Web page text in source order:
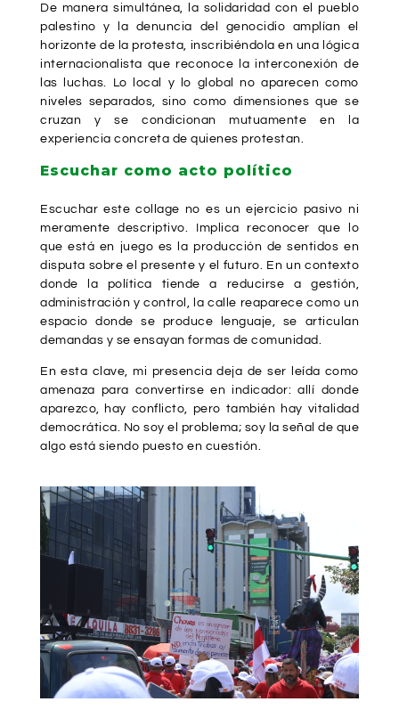
De manera simultánea, la solidaridad con el pueblo
palestino y la denuncia del genocidio amplían el
horizonte de la protesta, inscribiéndola en una lógica
internacionalista que reconoce la interconexión de
las luchas. Lo local y lo global no aparecen como
niveles separados, sino como dimensiones que se
cruzan y se condicionan mutuamente en la
experiencia concreta de quienes protestan.
Escuchar como acto político
Escuchar este collage no es un ejercicio pasivo ni
meramente descriptivo. Implica reconocer que lo
que está en juego es la producción de sentidos en
disputa sobre el presente y el futuro. En un contexto
donde la política tiende a reducirse a gestión,
administración y control, la calle reaparece como un
espacio donde se produce lenguaje, se articulan
demandas y se ensayan formas de comunidad.
En esta clave, mi presencia deja de ser leída como
amenaza para convertirse en indicador: allí donde
aparezco, hay conflicto, pero también hay vitalidad
democrática. No soy el problema; soy la señal de que
algo está siendo puesto en cuestión.